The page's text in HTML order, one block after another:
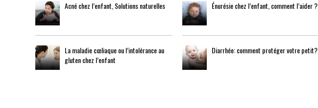
Acné chez l’enfant, Solutions naturelles Énurésie chez l’enfant, comment l’aider ?
La maladie cœliaque ou l’intolérance au
gluten chez l’enfant
Diarrhée: comment protéger votre petit?